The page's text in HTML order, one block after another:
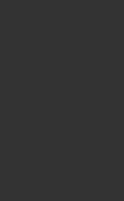
SHEER SETTING MIST